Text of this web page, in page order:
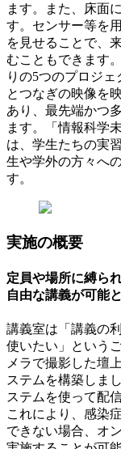
ます。また、床面
す。センサー等を
を見せることで、
むこともできます
りの5つのプロジ
とつなぎの映像を
あり、最先端かつ
ます。「情報科学
は、学生たちの実
生や学外の方々へ
す。
実施の概要
定員や場所に縛ら
自由な講義が可能
講義室は「講義の
使いたい」という
メラで撮影した壇
ステムを構築しま
ステムを使って配
これにより、感染
できない場合、オ